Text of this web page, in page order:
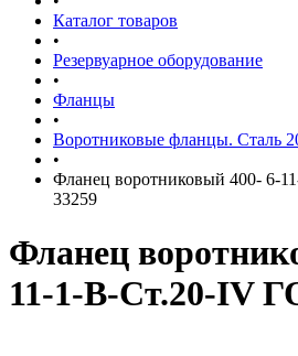
Каталог товаров
•
Резервуарное оборудование
•
Фланцы
•
Воротниковые фланцы. Сталь
•
Фланец воротниковый 400- 6-
33259
Фланец
11-1-B-Ст.20-IV